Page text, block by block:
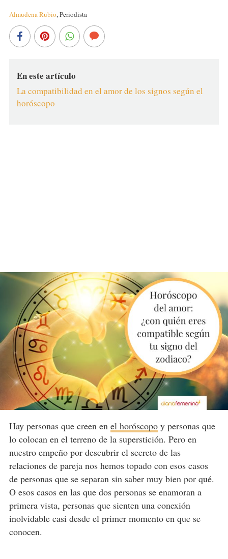
Almudena Rubio,Periodista
En este artículo
La compatibilidad en el amor de los signos según el
horóscopo
Hay personas que creen en el horóscopoy personas que
lo colocan en el terreno de la superstición. Pero en
nuestro empeño por descubrir el secreto de las
relaciones de pareja nos hemos topado con esos casos
de personas que se separan sin saber muy bien por qué.
O esos casos en las que dos personas se enamoran a
primera vista, personas que sienten una conexión
inolvidable casi desde el primer momento en que se
conocen.